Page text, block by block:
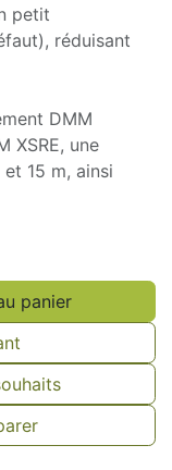
petit
réduisant
DMM
XSRE, une
15 m, ainsi
panier